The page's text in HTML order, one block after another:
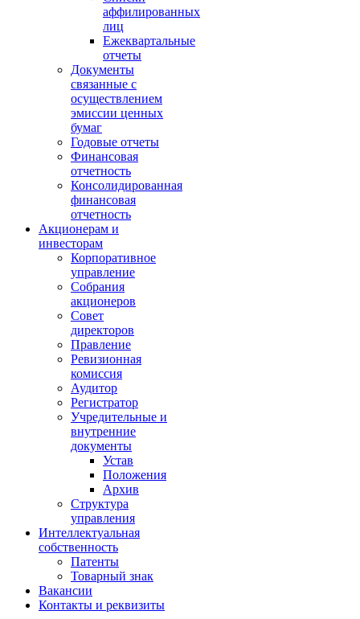
аффилированных
лиц
Ежеквартальные
отчеты
Документы
связанные с
осуществлением
эмиссии ценных
бумаг
Годовые отчеты
Финансовая
отчетность
Консолидированная
финансовая
отчетность
Акционерам и
инвесторам
Корпоративное
управление
Собрания
акционеров
Совет
директоров
Правление
Ревизионная
комиссия
Аудитор
Регистратор
Учредительные и
внутренние
документы
Устав
Положения
Архив
Структура
управления
Интеллектуальная
собственность
Патенты
Товарный знак
Вакансии
Контакты и реквизиты